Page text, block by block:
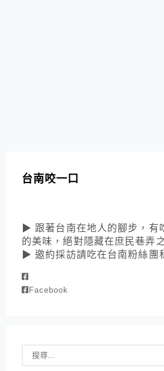
台南咬一口
▶ 跟著台南在地人的腳步，有
的美味，絕對隱藏在庶民巷弄
▶ 邀約採訪請吃在台南粉絲團
Facebook